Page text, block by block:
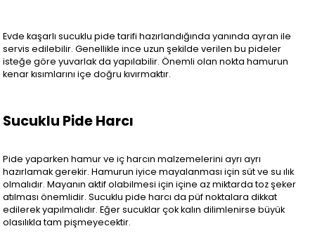
Evde kaşarlı sucuklu pide tarifi hazırlandığında yanında ayran ile
servis edilebilir. Genellikle ince uzun şekilde verilen bu pideler
isteğe göre yuvarlak da yapılabilir. Önemli olan nokta hamurun
kenar kısımlarını içe doğru kıvırmaktır.
Sucuklu Pide Harcı
Pide yaparken hamur ve iç harcın malzemelerini ayrı ayrı
hazırlamak gerekir. Hamurun iyice mayalanması için süt ve su ılık
olmalıdır. Mayanın aktif olabilmesi için içine az miktarda toz şeker
atılması önemlidir. Sucuklu pide harcı da püf noktalara dikkat
edilerek yapılmalıdır. Eğer sucuklar çok kalın dilimlenirse büyük
olasılıkla tam pişmeyecektir.